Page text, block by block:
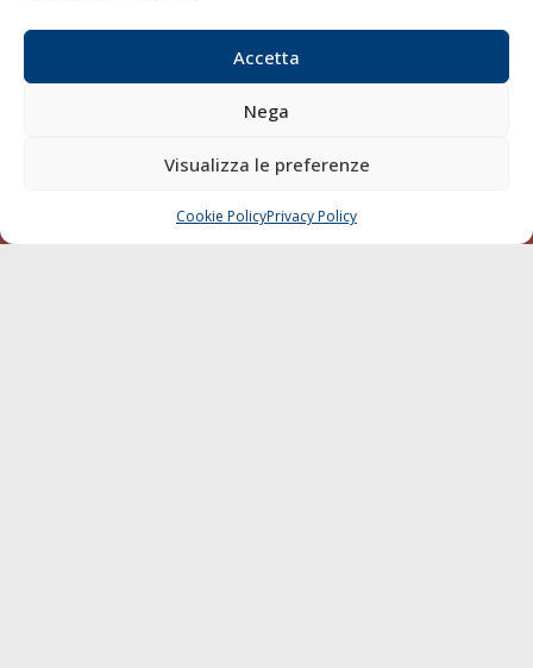
Accetta
Nega
Visualizza le preferenze
Cookie PolicyPrivacy Policy
Varie
Sostenibilità
Compagnie di Navigazione
Blue economy
Chi siamo
CHIAMA SCRIVI